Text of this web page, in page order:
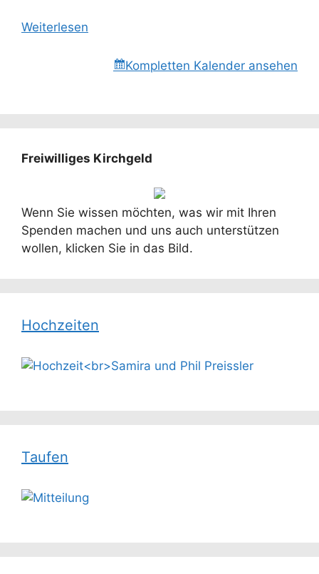
Weiterlesen
Kompletten Kalender ansehen
Freiwilliges Kirchgeld
Wenn Sie wissen möchten, was wir mit Ihren
Spenden machen und uns auch unterstützen
wollen, klicken Sie in das Bild.
Hochzeiten
Taufen